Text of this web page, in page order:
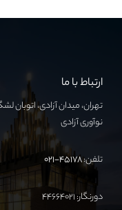
ارتباط با ما
نوآوری آزادی
تلفن:۴۵۱۷۸-۰۲۱
دورنگار: ۴۴۶۶۴۰۲۱